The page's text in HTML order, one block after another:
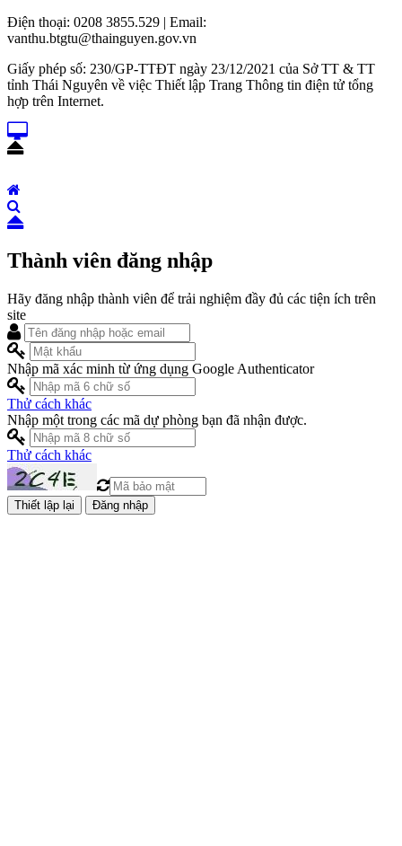
Điện thoại: 0208 3855.529 | Email:
vanthu.btgtu@thainguyen.gov.vn
Giấy phép số: 230/GP-TTĐT ngày 23/12/2021 của Sở TT & TT
tỉnh Thái Nguyên về việc Thiết lập Trang Thông tin điện tử tổng
hợp trên Internet.
Thành viên đăng nhập
Hãy đăng nhập thành viên để trải nghiệm đầy đủ các tiện ích trên
site
Nhập mã xác minh từ ứng dụng Google Authenticator
Thử cách khác
Nhập một trong các mã dự phòng bạn đã nhận được.
Thử cách khác
Đăng nhập